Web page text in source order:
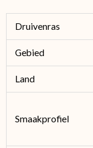
Druivenras
Gebied
Land
Smaakprofiel